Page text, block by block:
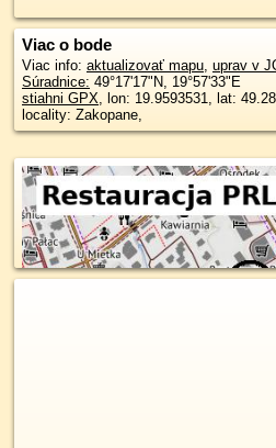
Viac o bode
Viac info: aktualizovať mapu, uprav v
Súradnice: 49°17'17"N, 19°57'33"E
stiahni GPX, lon: 19.9593531, lat:
locality: Zakopane,